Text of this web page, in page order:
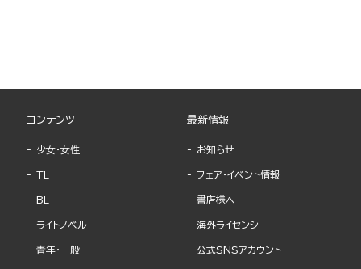
コンテンツ
少女・女性
TL
BL
ライトノベル
青年・一般
最新情報
お知らせ
フェア・イベント情報
書店様へ
海外ライセンシー
公式SNSアカウント